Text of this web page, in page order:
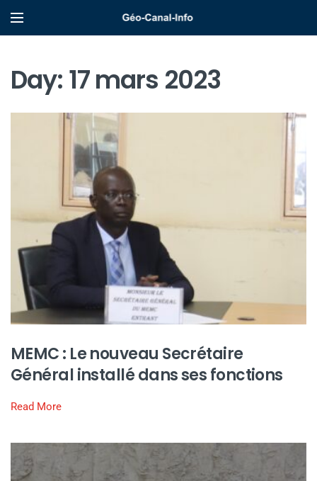
Day: 17 mars 2023
MEMC : Le nouveau Secrétaire
Général installé dans ses fonctions
Read More